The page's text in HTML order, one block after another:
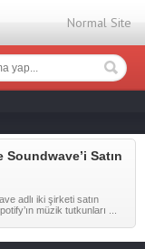
Normal Site
Satın
adlı iki şirketi satın
müzik tutkunları ...